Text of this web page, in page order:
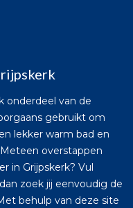
onderdeel van de
gebruikt om
lekker warm bad en
overstappen
in Grijpskerk? Vul
zoek jij eenvoudig de
behulp van deze site